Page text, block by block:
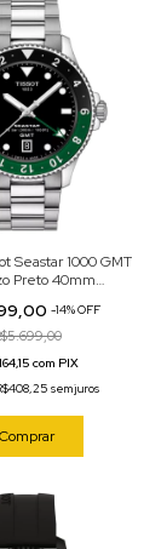
Seastar 1000 GMT
Preto 40mm
-14%OFF
com PIX
sem juros
Comprar